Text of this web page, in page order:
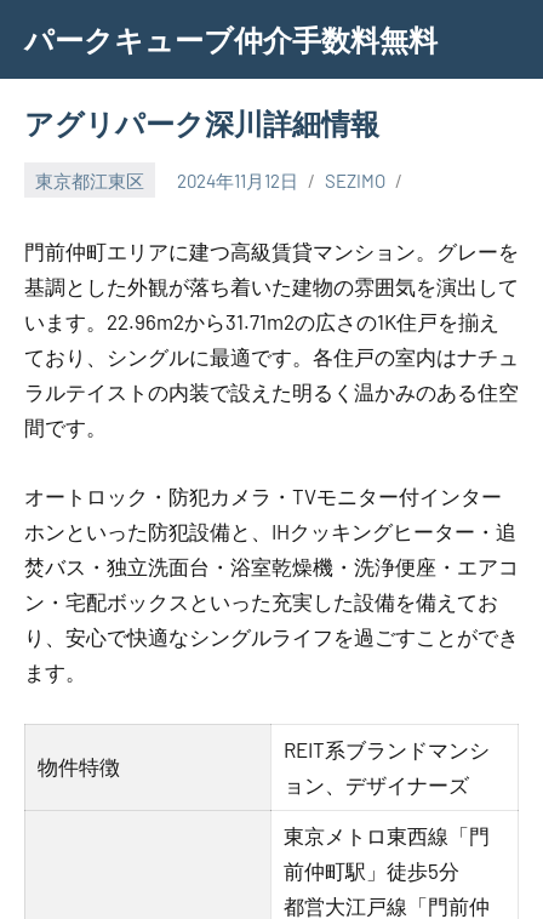
content
パークキューブ仲介手数料無料
アグリパーク深川詳細情報
東京都江東区 2024年11月12日 SEZIMO
門前仲町エリアに建つ高級賃貸マンション。グレーを
基調とした外観が落ち着いた建物の雰囲気を演出して
います。22.96m2から31.71m2の広さの1K住戸を揃え
ており、シングルに最適です。各住戸の室内はナチュ
ラルテイストの内装で設えた明るく温かみのある住空
間です。
オートロック・防犯カメラ・TVモニター付インター
ホンといった防犯設備と、IHクッキングヒーター・追
焚バス・独立洗面台・浴室乾燥機・洗浄便座・エアコ
ン・宅配ボックスといった充実した設備を備えてお
り、安心で快適なシングルライフを過ごすことができ
ます。
物件特徴
REIT系ブランドマンシ
ョン、デザイナーズ
東京メトロ東西線「門
前仲町駅」徒歩5分
都営大江戸線「門前仲